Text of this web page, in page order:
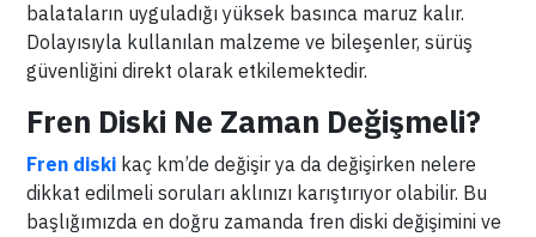
balataların uyguladığı yüksek basınca maruz kalır.
Dolayısıyla kullanılan malzeme ve bileşenler, sürüş
güvenliğini direkt olarak etkilemektedir.
Fren Diski Ne Zaman Değişmeli?
Fren diski kaç km’de değişir ya da değişirken nelere
dikkat edilmeli soruları aklınızı karıştırıyor olabilir. Bu
başlığımızda en doğru zamanda fren diski değişimini ve